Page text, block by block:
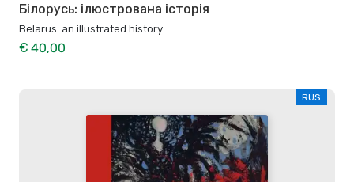
Білорусь: ілюстрована історія
Belarus: an illustrated history
€ 40,00
RUS